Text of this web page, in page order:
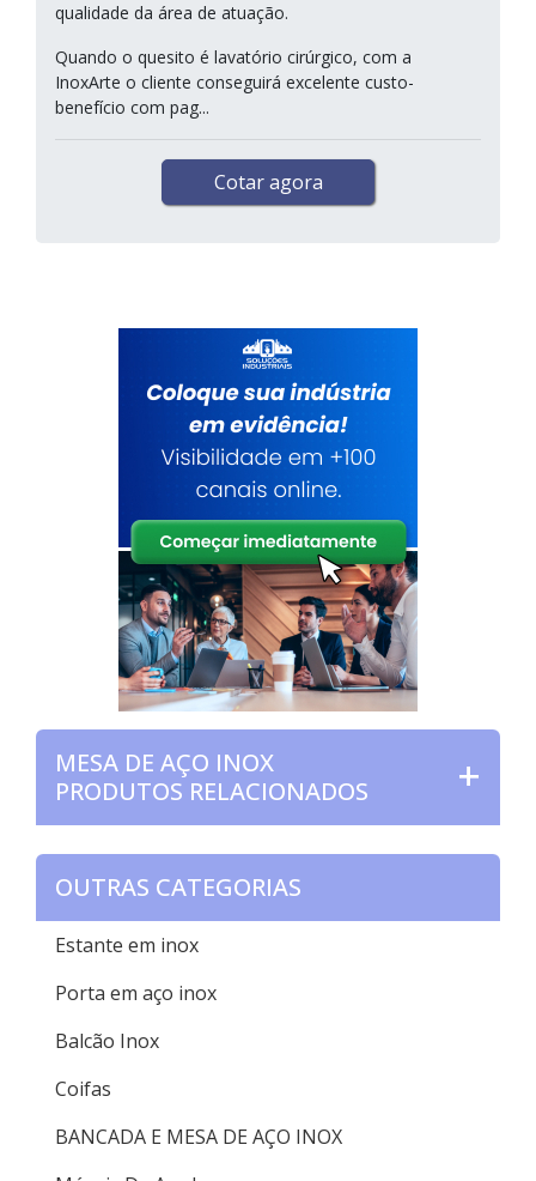
qualidade da área de atuação.
Quando o quesito é lavatório cirúrgico, com a
InoxArte o cliente conseguirá excelente custo-
benefício com pag...
Cotar agora
MESA DE AÇO INOX
PRODUTOS RELACIONADOS
OUTRAS CATEGORIAS
Estante em inox
Porta em aço inox
Balcão Inox
Coifas
BANCADA E MESA DE AÇO INOX